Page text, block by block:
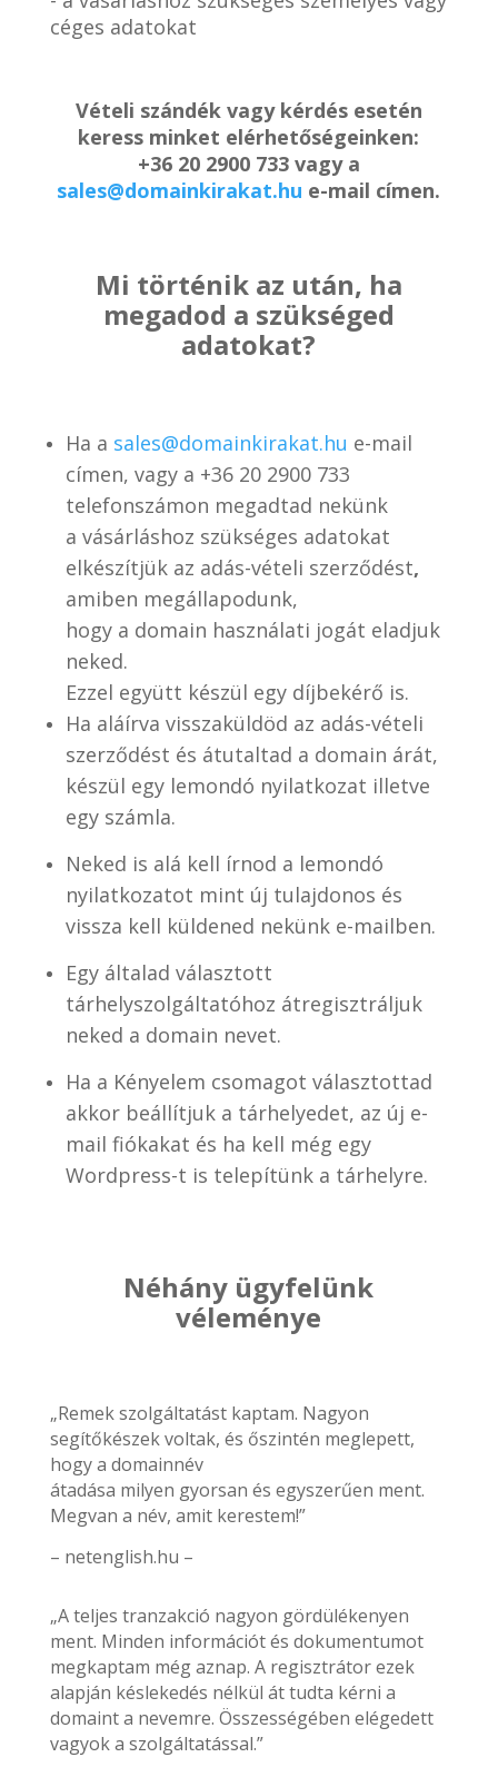
céges adatokat
Vételi szándék vagy kérdés esetén
keress minket elérhetőségeinken:
+36 20 2900 733 vagy a
sales@domainkirakat.hu e-mail címen.
Mi történik az után, ha
megadod a szükséged
adatokat?
Ha a sales@domainkirakat.hu e-mail
címen, vagy a +36 20 2900 733
telefonszámon megadtad nekünk
a vásárláshoz szükséges adatokat
elkészítjük az adás-vételi szerződést,
amiben megállapodunk,
hogy a domain használati jogát eladjuk
neked.
Ezzel együtt készül egy díjbekérő is.
Ha aláírva visszaküldöd az adás-vételi
szerződést és átutaltad a domain árát,
készül egy lemondó nyilatkozat illetve
egy számla.
Neked is alá kell írnod a lemondó
nyilatkozatot mint új tulajdonos és
vissza kell küldened nekünk e-mailben.
Egy általad választott
tárhelyszolgáltatóhoz átregisztráljuk
neked a domain nevet.
Ha a Kényelem csomagot választottad
akkor beállítjuk a tárhelyedet, az új e-
mail fiókakat és ha kell még egy
Wordpress-t is telepítünk a tárhelyre.
Néhány ügyfelünk
véleménye
„Remek szolgáltatást kaptam. Nagyon
segítőkészek voltak, és őszintén meglepett,
hogy a domainnév
átadása milyen gyorsan és egyszerűen ment.
Megvan a név, amit kerestem!”
– netenglish.hu –
„A teljes tranzakció nagyon gördülékenyen
ment. Minden információt és dokumentumot
megkaptam még aznap. A regisztrátor ezek
alapján késlekedés nélkül át tudta kérni a
domaint a nevemre. Összességében elégedett
vagyok a szolgáltatással.”